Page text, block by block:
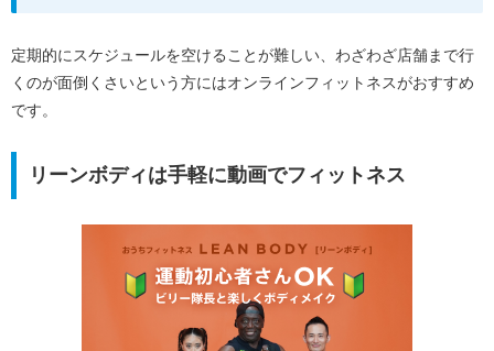
定期的にスケジュールを空けることが難しい、わざわざ店舗まで行
くのが面倒くさいという方にはオンラインフィットネスがおすすめ
です。
リーンボディは手軽に動画でフィットネス